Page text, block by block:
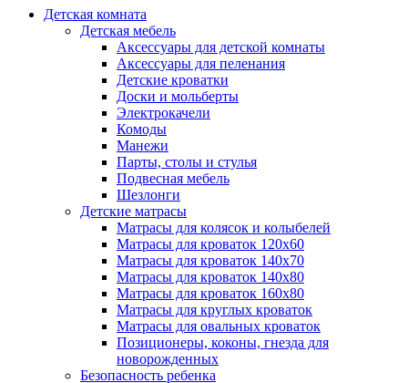
Детская комната
Детская мебель
Аксессуары для детской комнаты
Аксессуары для пеленания
Детские кроватки
Доски и мольберты
Электрокачели
Комоды
Манежи
Парты, столы и стулья
Подвесная мебель
Шезлонги
Детские матрасы
Матрасы для колясок и колыбелей
Матрасы для кроваток 120х60
Матрасы для кроваток 140х70
Матрасы для кроваток 140х80
Матрасы для кроваток 160х80
Матрасы для круглых кроваток
Матрасы для овальных кроваток
Позиционеры, коконы, гнезда для
новорожденных
Безопасность ребенка